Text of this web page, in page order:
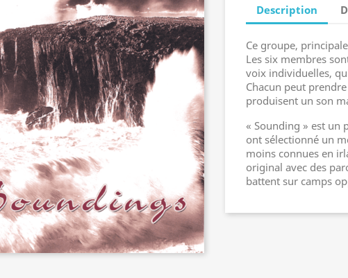
Description
Ce groupe,
Les six membres
voix individuelles,
Chacun peut
produisent un son
« Sounding » est un
ont sélectionné un
moins connues en
original avec des
battent sur camps